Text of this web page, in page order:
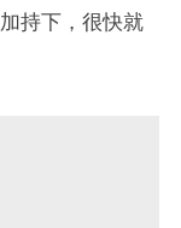
加持下，很快就